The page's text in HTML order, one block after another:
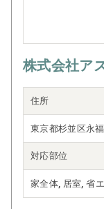
株式会社ア
住所
東京都杉並区永
対応部位
家全体, 居室, 省